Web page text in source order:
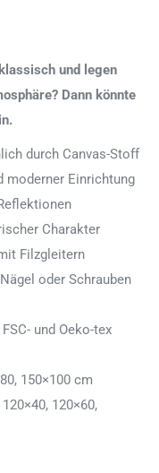
und legen
Dann könnte
durch Canvas-Stoff
moderner Einrichtung
Charakter
Filzgleitern
oder Schrauben
und Oeko-tex
150×100 cm
120×60,